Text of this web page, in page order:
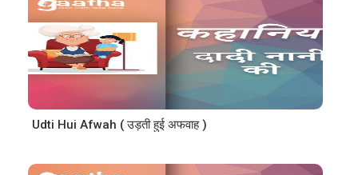
Udti Hui Afwah ( उड़ती हुई अफवाह )